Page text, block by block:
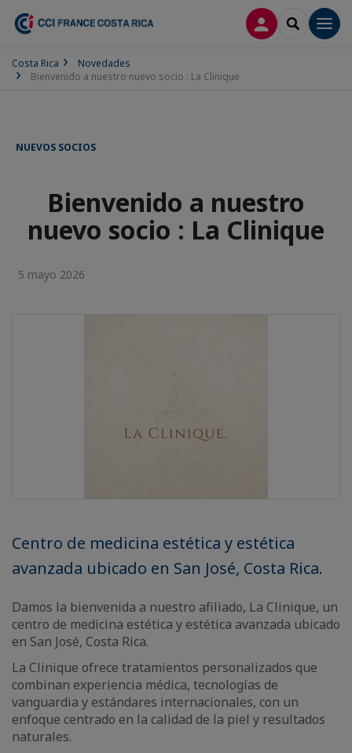
CONECTARSE
SEARCH
Costa Rica
Novedades
Bienvenido a nuestro nuevo socio : La Clinique
NUEVOS SOCIOS
Bienvenido a nuestro
nuevo socio : La Clinique
5 mayo 2026
Centro de medicina estética y estética
avanzada ubicado en San José, Costa Rica.
Damos la bienvenida a nuestro afiliado, La Clinique, un
centro de medicina estética y estética avanzada ubicado
en San José, Costa Rica.
La Clinique ofrece tratamientos personalizados que
combinan experiencia médica, tecnologías de
vanguardia y estándares internacionales, con un
enfoque centrado en la calidad de la piel y resultados
naturales.